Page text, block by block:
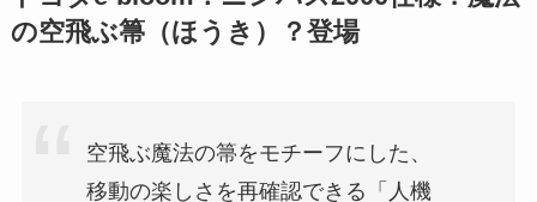
の空飛ぶ箒（ほうき）？登場
空飛ぶ魔法の箒をモチーフにした、
移動の楽しさを再確認できる「人機